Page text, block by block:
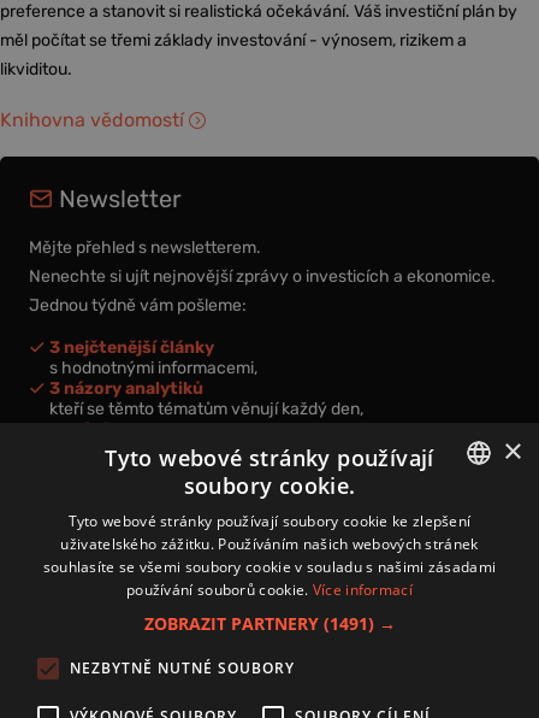
preference a stanovit si realistická očekávání. Váš investiční plán by
měl počítat se třemi základy investování - výnosem, rizikem a
likviditou.
Knihovna vědomostí
Newsletter
Mějte přehled s newsletterem.
Nenechte si ujít nejnovější zprávy o investicích a ekonomice.
Jednou týdně vám pošleme:
3 nejčtenější články
s hodnotnými informacemi,
3 názory analytiků
kteří se těmto tématům věnují každý den,
nová videa a podcasty
k prohloubení vašich znalostí.
Přihlášením k newsletteru vyjadřujete svůj souhlas spodmínkami
zpracování osobních údajů.
Zásady používání souborů cookies
CZECH
×
Tyto webové stránky používají
soubory cookie.
Tyto webové stránky používají soubory cookie ke zlepšení
uživatelského zážitku. Používáním našich webových stránek
souhlasíte se všemi soubory cookie v souladu s našimi zásadami
používání souborů cookie. Více informací
ZOBRAZIT PARTNERY (1491) →
NEZBYTNĚ NUTNÉ SOUBORY